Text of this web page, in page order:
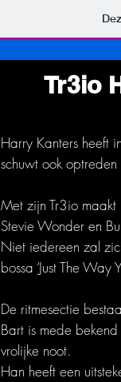
Tr3io
Harry Kanters heeft
schuwt ook
Met zijn Tr3io
Stevie Wonder en
Niet iedereen zal
bossa ‘Just The Way
De ritmesectie
Bart is mede
vrolijke noot.
Han heeft een